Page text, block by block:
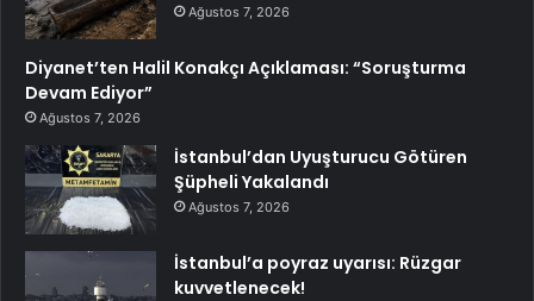
Ağustos 7, 2026
Diyanet’ten Halil Konakçı Açıklaması: “Soruşturma
Devam Ediyor”
Ağustos 7, 2026
İstanbul’dan Uyuşturucu Götüren
Şüpheli Yakalandı
Ağustos 7, 2026
İstanbul’a poyraz uyarısı: Rüzgar
kuvvetlenecek!